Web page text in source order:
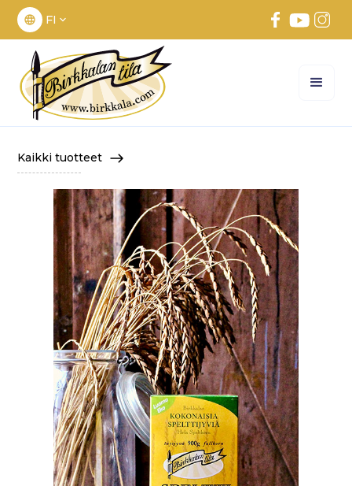
FI
Kaikki tuotteet